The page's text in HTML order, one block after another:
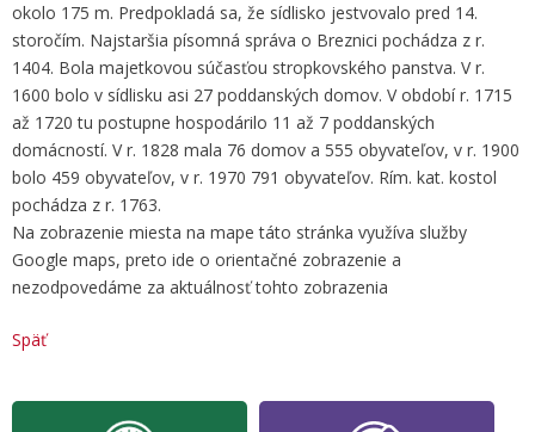
okolo 175 m. Predpokladá sa, že sídlisko jestvovalo pred 14.
storočím. Najstaršia písomná správa o Breznici pochádza z r.
1404. Bola majetkovou súčasťou stropkovského panstva. V r.
1600 bolo v sídlisku asi 27 poddanských domov. V období r. 1715
až 1720 tu postupne hospodárilo 11 až 7 poddanských
domácností. V r. 1828 mala 76 domov a 555 obyvateľov, v r. 1900
bolo 459 obyvateľov, v r. 1970 791 obyvateľov. Rím. kat. kostol
pochádza z r. 1763.
Na zobrazenie miesta na mape táto stránka využíva služby
Google maps, preto ide o orientačné zobrazenie a
nezodpovedáme za aktuálnosť tohto zobrazenia
Späť